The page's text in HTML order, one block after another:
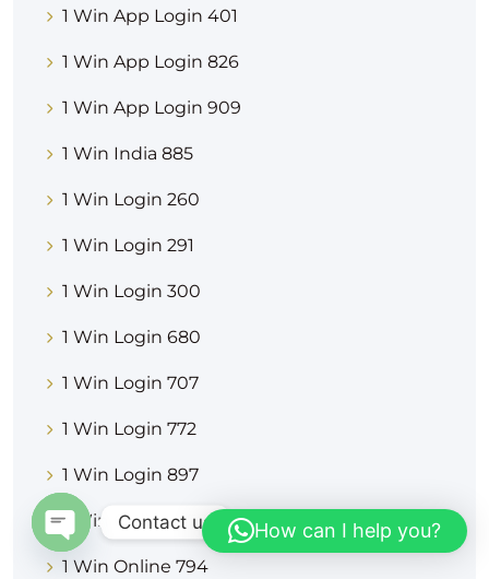
1 Win App Login 401
1 Win App Login 826
1 Win App Login 909
1 Win India 885
1 Win Login 260
1 Win Login 291
1 Win Login 300
1 Win Login 680
1 Win Login 707
1 Win Login 772
1 Win Login 897
1 Win Online 475
1 Win Online 794
How can I help you?
Contact us
OPEN CHATY